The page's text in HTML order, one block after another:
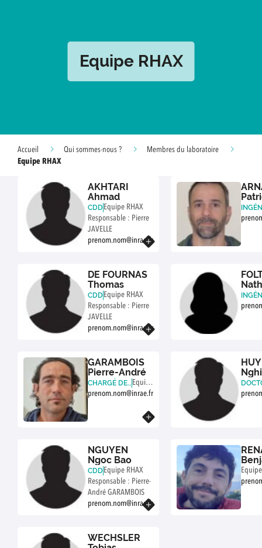
Equipe RHAX
Accueil Qui sommes-nous ?
Membres du laboratoire
Equipe RHAX
AKHTARI
Ahmad
CDD Equipe RHAX
Responsable : Pierre
JAVELLE
prenom.nom@inrae.fr
E
DE FOURNAS
Thomas
CDD Equipe RHAX
Responsable : Pierre
JAVELLE
prenom.nom@inrae.fr
DE
GARAMBOIS
Pierre-André
CHARGÉ DE
RECHERCHE
Equipe
RHAX
prenom.nom@inrae.fr
ANT
NGUYEN
Ngoc Bao
CDD Equipe RHAX
Responsable : Pierre-
André GARAMBOIS
prenom.nom@inrae.fr
WECHSLER